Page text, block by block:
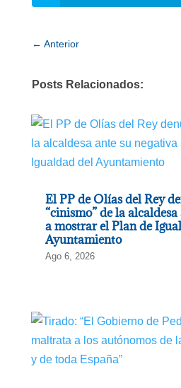
← Anterior
Posts Relacionados:
El PP de Olías del Rey
“cinismo” de la
a mostrar el Plan de
Ayuntamiento
Ago 6, 2026